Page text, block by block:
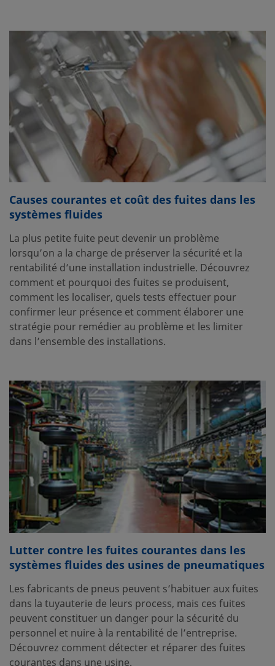
Causes courantes et coût des fuites dans les
systèmes fluides
La plus petite fuite peut devenir un problème
lorsqu’on a la charge de préserver la sécurité et la
rentabilité d’une installation industrielle. Découvrez
comment et pourquoi des fuites se produisent,
comment les localiser, quels tests effectuer pour
confirmer leur présence et comment élaborer une
stratégie pour remédier au problème et les limiter
dans l’ensemble des installations.
Lutter contre les fuites courantes dans les
systèmes fluides des usines de pneumatiques
Les fabricants de pneus peuvent s’habituer aux fuites
dans la tuyauterie de leurs process, mais ces fuites
peuvent constituer un danger pour la sécurité du
personnel et nuire à la rentabilité de l’entreprise.
Découvrez comment détecter et réparer des fuites
courantes dans une usine.